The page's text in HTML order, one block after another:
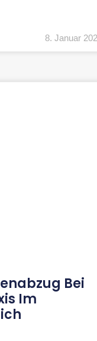
8. Januar
Bei
Im